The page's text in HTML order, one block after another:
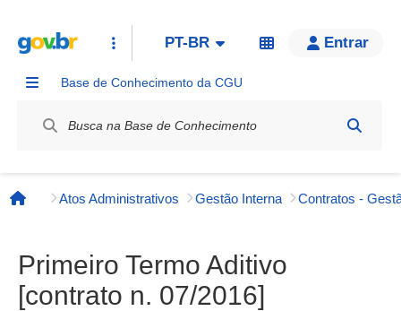
PT-BR Entrar
Base de Conhecimento da CGU
Página inicial
Atos Administrativos Gestão Interna Contratos -
Primeiro Termo Aditivo
[contrato n. 07/2016]